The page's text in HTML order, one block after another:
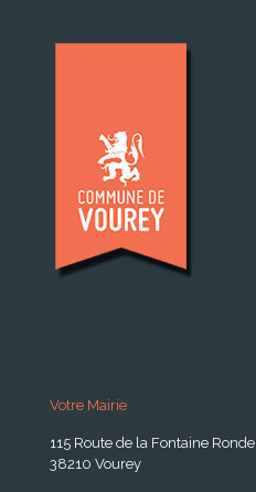
Votre Mairie
115 Route de la Fontaine Ronde
38210 Vourey